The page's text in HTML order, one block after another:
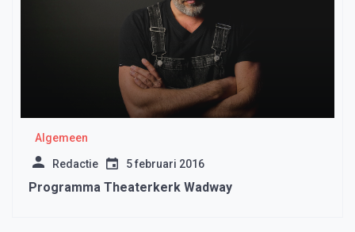
Algemeen
Redactie 5 februari 2016
Programma Theaterkerk Wadway